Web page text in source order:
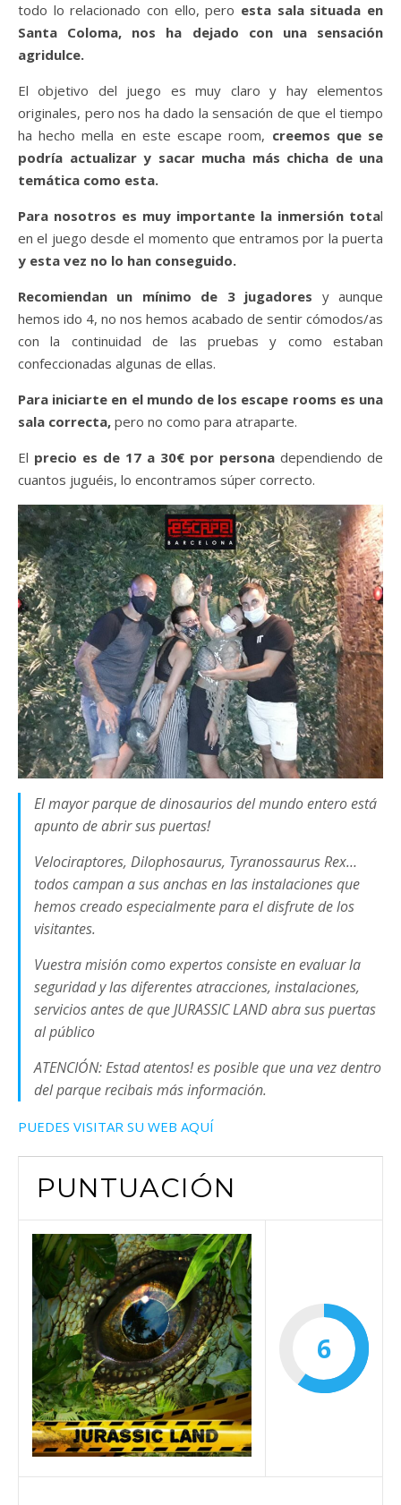
todo lo relacionado con ello, pero esta sala situada en
Santa Coloma, nos ha dejado con una sensación
agridulce.
El objetivo del juego es muy claro y hay elementos
originales, pero nos ha dado la sensación de que el tiempo
ha hecho mella en este escape room, creemos que se
podría actualizar y sacar mucha más chicha de una
temática como esta.
Para nosotros es muy importante la inmersión total
en el juego desde el momento que entramos por la puerta
y esta vez no lo han conseguido.
Recomiendan un mínimo de 3 jugadores y aunque
hemos ido 4, no nos hemos acabado de sentir cómodos/as
con la continuidad de las pruebas y como estaban
confeccionadas algunas de ellas.
Para iniciarte en el mundo de los escape rooms es una
sala correcta, pero no como para atraparte.
El precio es de 17 a 30€ por persona dependiendo de
cuantos juguéis, lo encontramos súper correcto.
El mayor parque de dinosaurios del mundo entero está
apunto de abrir sus puertas!
Velociraptores, Dilophosaurus, Tyranossaurus Rex…
todos campan a sus anchas en las instalaciones que
hemos creado especialmente para el disfrute de los
visitantes.
Vuestra misión como expertos consiste en evaluar la
seguridad y las diferentes atracciones, instalaciones,
servicios antes de que JURASSIC LAND abra sus puertas
al público
ATENCIÓN: Estad atentos! es posible que una vez dentro
del parque recibais más información.
PUEDES VISITAR SU WEB AQUÍ
PUNTUACIÓN
6